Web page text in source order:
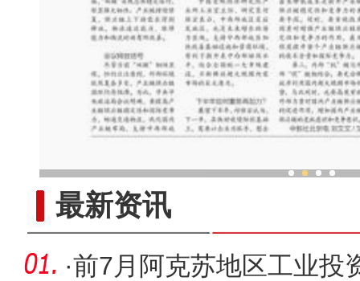
最新资讯
·前7月阿克苏地区工业投